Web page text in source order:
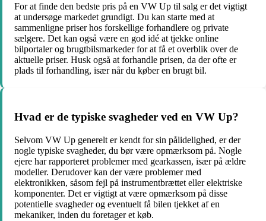
For at finde den bedste pris på en VW Up til salg er det vigtigt
at undersøge markedet grundigt. Du kan starte med at
sammenligne priser hos forskellige forhandlere og private
sælgere. Det kan også være en god idé at tjekke online
bilportaler og brugtbilsmarkeder for at få et overblik over de
aktuelle priser. Husk også at forhandle prisen, da der ofte er
plads til forhandling, især når du køber en brugt bil.
Hvad er de typiske svagheder ved en VW Up?
Selvom VW Up generelt er kendt for sin pålidelighed, er der
nogle typiske svagheder, du bør være opmærksom på. Nogle
ejere har rapporteret problemer med gearkassen, især på ældre
modeller. Derudover kan der være problemer med
elektronikken, såsom fejl på instrumentbrættet eller elektriske
komponenter. Det er vigtigt at være opmærksom på disse
potentielle svagheder og eventuelt få bilen tjekket af en
mekaniker, inden du foretager et køb.